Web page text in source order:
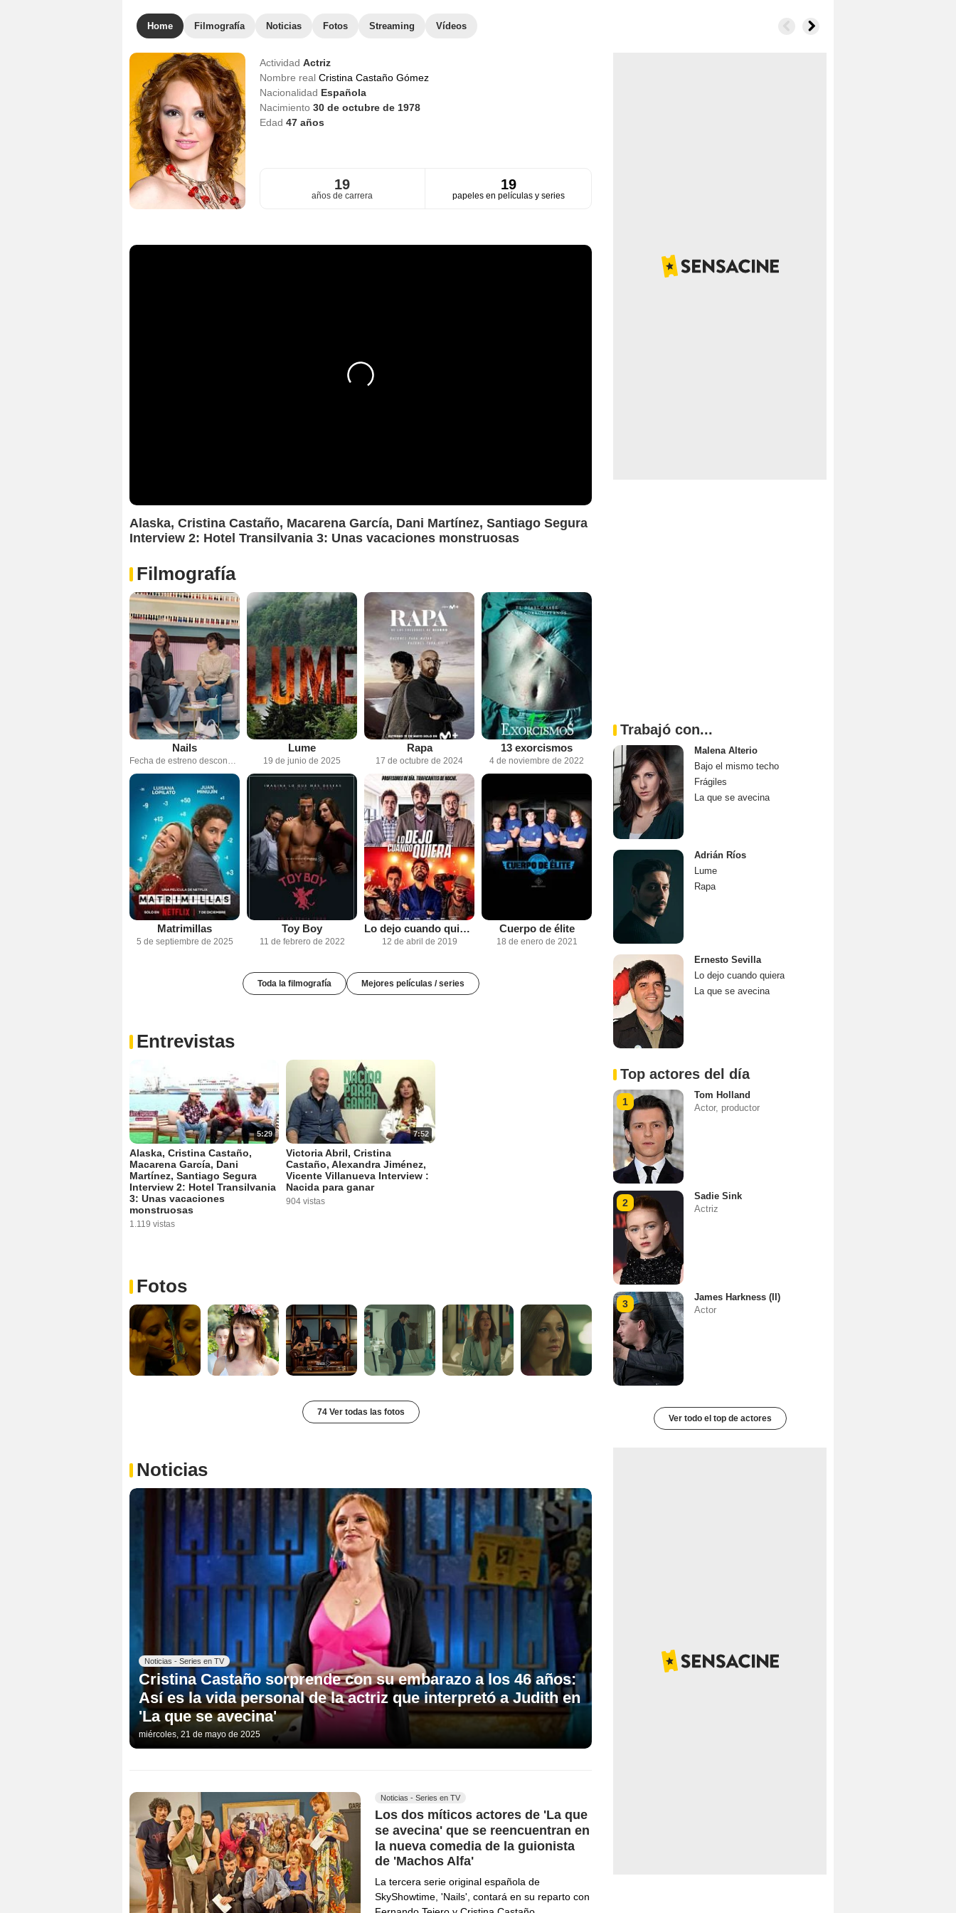
Home Filmografía Noticias Fotos Streaming Vídeos
Actividad Actriz
Nombre real Cristina Castaño Gómez
Nacionalidad Española
Nacimiento 30 de octubre de 1978
Edad 47años
19
años de carrera
19
papeles en películas y series
Alaska, Cristina Castaño, Macarena García, Dani Martínez, Santiago Segura
Interview 2: Hotel Transilvania 3: Unas vacaciones monstruosas
Filmografía
Nails Lume
19 de junio de 2025
Rapa
17 de octubre de 2024
13 exorcismos
4 de noviembre de 2022
Matrimillas
5 de septiembre de 2025
Toy Boy
11 de febrero de 2022
Lo dejo cuando quiera
12 de abril de 2019
Cuerpo de élite
18 de enero de 2021
Toda la filmografía Mejores películas / series
Entrevistas
5:29
Alaska, Cristina Castaño,
Macarena García, Dani
Martínez, Santiago Segura
Interview 2: Hotel Transilvania
3: Unas vacaciones
monstruosas
1.119 vistas
7:52
Victoria Abril, Cristina
Castaño, Alexandra Jiménez,
Vicente Villanueva Interview :
Nacida para ganar
904 vistas
Fotos
74 Ver todas las fotos
Noticias
Noticias - Series en TV
Cristina Castaño sorprende con su embarazo a los 46 años:
Así es la vida personal de la actriz que interpretó a Judith en
'La que se avecina'
miércoles, 21 de mayo de 2025
Noticias - Series en TV
Los dos míticos actores de 'La que
se avecina' que se reencuentran en
la nueva comedia de la guionista
de 'Machos Alfa'
La tercera serie original española de
SkyShowtime, 'Nails', contará en su reparto con
Trabajó con...
Malena Alterio
Bajo el mismo techo
Frágiles
La que se avecina
Adrián Ríos
Lume
Rapa
Ernesto Sevilla
Lo dejo cuando quiera
La que se avecina
Top actores del día
1
Tom Holland
Actor, productor
2
Sadie Sink
Actriz
3
James Harkness (II)
Actor
Ver todo el top de actores